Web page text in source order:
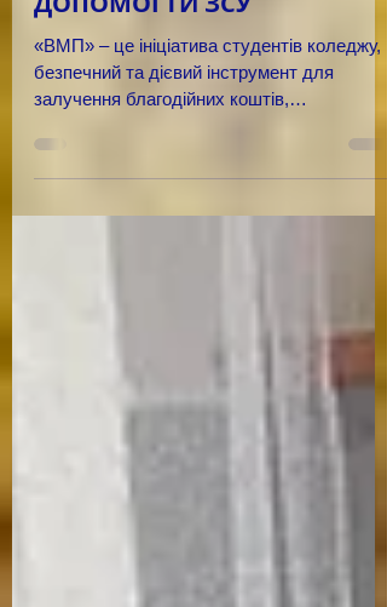
«ВМП» МОБІЛІЗУЄ СВОЇ
ЗУСИЛЛЯ В ПРАГНЕННІ
ДОПОМОГТИ ЗСУ
«ВМП» – це ініціатива студентів коледжу,
спрямованих на підтримку наших...